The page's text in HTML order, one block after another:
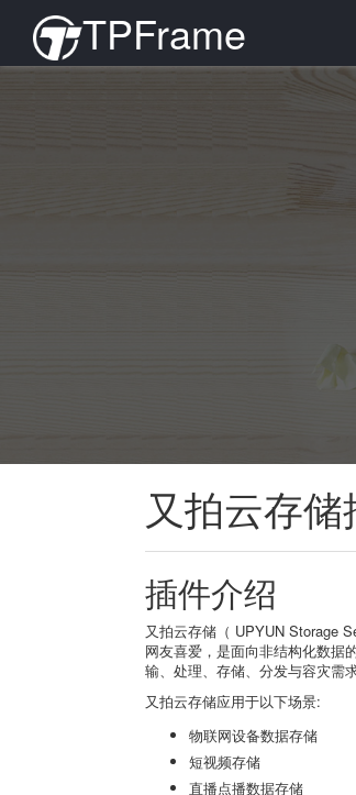
TPFrame
又拍云存
插件介绍
又拍云存储（ UPYUN Storage
网友喜爱，是面向非结构化数据
输、处理、存储、分发与容灾需求
又拍云存储应用于以下场景:
物联网设备数据存储
短视频存储
直播点播数据存储